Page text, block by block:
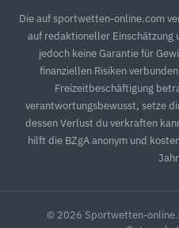
Die auf sportwetten-online.com
auf redaktioneller Einschätzung
jedoch keine Garantie für
finanziellen Risiken
Freizeitbeschäftigung
verantwortungsbewusst, setze
dessen Verlust du verkraften
hilft die BZgA anonym und
© 2026 Sportwetten-